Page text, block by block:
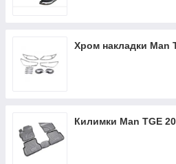
Хром накладки Man
Килимки Man TGE